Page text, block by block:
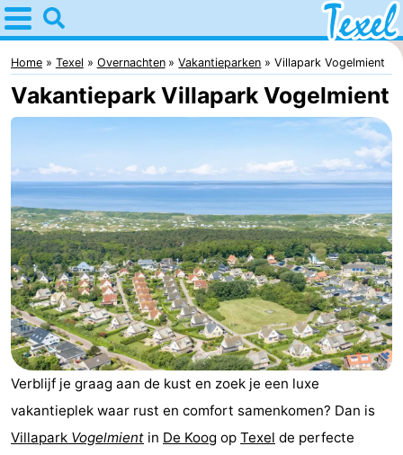
Home
Texel
Tips
kinderen
Dorpen
-
Den
Burg
-
Den
Hoorn
-
De
Cocksdorp
-
De
-
Home Texel Overnachten Vakantieparken Villapark Vogelmient
Vakantiepark Villapark Vogelmient
Verblijf je graag aan de kust en zoek je een luxe
vakantieplek waar rust en comfort samenkomen? Dan is
Villapark Vogelmient in De Koog op Texel de perfecte